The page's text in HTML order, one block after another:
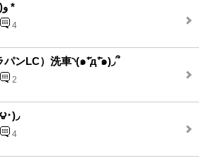
飯テロ (๑˃ᴗ˂)ﻭ *
4
ンLC）洗車◝(๑⁺᷄д⁺᷅๑)◞՞
2
･)◞
4